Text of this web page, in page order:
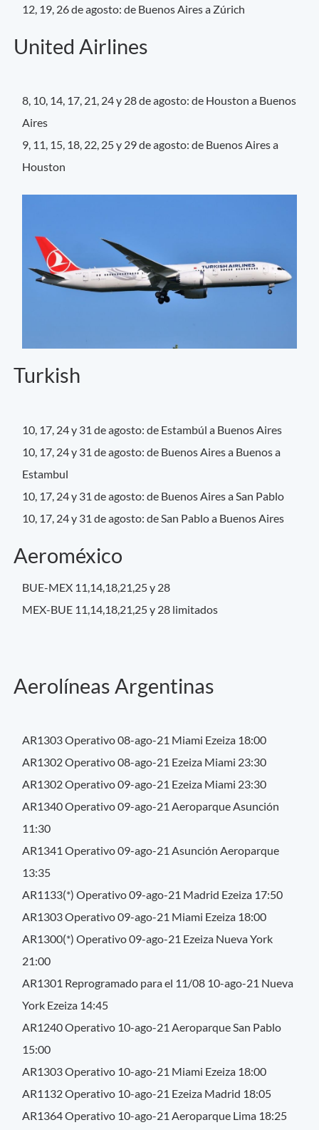
12, 19, 26 de agosto: de Buenos Aires a Zúrich
United Airlines
8, 10, 14, 17, 21, 24 y 28 de agosto: de Houston a Buenos
Aires
9, 11, 15, 18, 22, 25 y 29 de agosto: de Buenos Aires a
Houston
Turkish
10, 17, 24 y 31 de agosto: de Estambúl a Buenos Aires
10, 17, 24 y 31 de agosto: de Buenos Aires a Buenos a
Estambul
10, 17, 24 y 31 de agosto: de Buenos Aires a San Pablo
10, 17, 24 y 31 de agosto: de San Pablo a Buenos Aires
Aeroméxico
BUE-MEX 11,14,18,21,25 y 28
MEX-BUE 11,14,18,21,25 y 28 limitados
Aerolíneas Argentinas
AR1303 Operativo 08-ago-21 Miami Ezeiza 18:00
AR1302 Operativo 08-ago-21 Ezeiza Miami 23:30
AR1302 Operativo 09-ago-21 Ezeiza Miami 23:30
AR1340 Operativo 09-ago-21 Aeroparque Asunción
11:30
AR1341 Operativo 09-ago-21 Asunción Aeroparque
13:35
AR1133(*) Operativo 09-ago-21 Madrid Ezeiza 17:50
AR1303 Operativo 09-ago-21 Miami Ezeiza 18:00
AR1300(*) Operativo 09-ago-21 Ezeiza Nueva York
21:00
AR1301 Reprogramado para el 11/08 10-ago-21 Nueva
York Ezeiza 14:45
AR1240 Operativo 10-ago-21 Aeroparque San Pablo
15:00
AR1303 Operativo 10-ago-21 Miami Ezeiza 18:00
AR1132 Operativo 10-ago-21 Ezeiza Madrid 18:05
AR1364 Operativo 10-ago-21 Aeroparque Lima 18:25